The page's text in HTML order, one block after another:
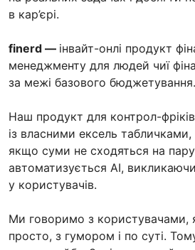
в кар’єрі.
finerd — інвайт-онлі продукт
менеджменту для людей чиї
за межі базового бюджетування.
Наш продукт для контрол-фріків
із власними ексель табличками,
якщо суми не сходяться на
автоматизується АІ, викликаючи
у користувачів.
Ми говоримо з користувачами,
просто, з гумором і по суті.